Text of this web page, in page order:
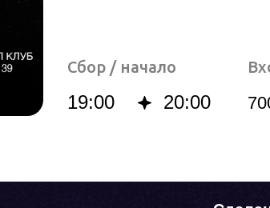
19:00 20:00
Сбор / начало